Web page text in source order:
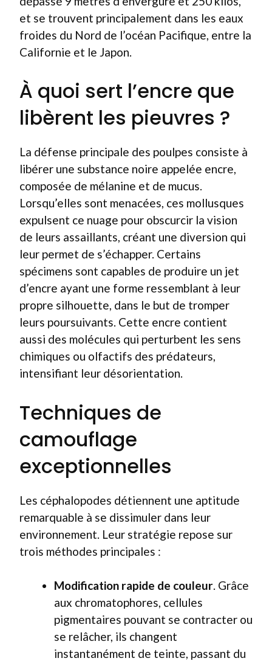
et se trouvent principalement dans les eaux
froides du Nord de l’océan Pacifique, entre la
Californie et le Japon.
À quoi sert l’encre que
libèrent les pieuvres ?
La défense principale des poulpes consiste à
libérer une substance noire appelée encre,
composée de mélanine et de mucus.
Lorsqu’elles sont menacées, ces mollusques
expulsent ce nuage pour obscurcir la vision
de leurs assaillants, créant une diversion qui
leur permet de s’échapper. Certains
spécimens sont capables de produire un jet
d’encre ayant une forme ressemblant à leur
propre silhouette, dans le but de tromper
leurs poursuivants. Cette encre contient
aussi des molécules qui perturbent les sens
chimiques ou olfactifs des prédateurs,
intensifiant leur désorientation.
Techniques de
camouflage
exceptionnelles
Les céphalopodes détiennent une aptitude
remarquable à se dissimuler dans leur
environnement. Leur stratégie repose sur
trois méthodes principales :
Modification rapide de couleur. Grâce
aux chromatophores, cellules
pigmentaires pouvant se contracter ou
se relâcher, ils changent
instantanément de teinte, passant du